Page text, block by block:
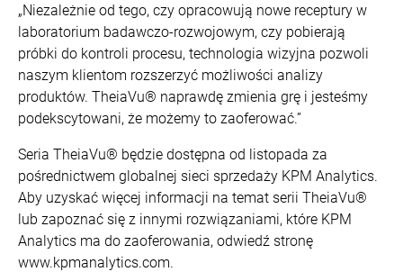
„Niezależnie od tego, czy opracowują nowe receptury w
laboratorium badawczo-rozwojowym, czy pobierają
próbki do kontroli procesu, technologia wizyjna pozwoli
naszym klientom rozszerzyć możliwości analizy
produktów. TheiaVu® naprawdę zmienia grę i jesteśmy
podekscytowani, że możemy to zaoferować.”
Seria TheiaVu® będzie dostępna od listopada za
pośrednictwem globalnej sieci sprzedaży KPM Analytics.
Aby uzyskać więcej informacji na temat serii TheiaVu®
lub zapoznać się z innymi rozwiązaniami, które KPM
Analytics ma do zaoferowania, odwiedź stronę
www.kpmanalytics.com.